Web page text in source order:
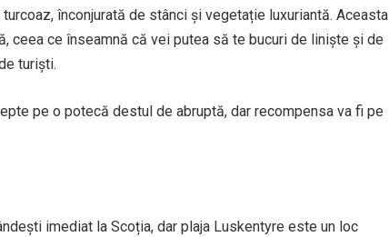
înconjurată de stânci și vegetație luxuriantă. Aceasta
ceea ce înseamnă că vei putea să te bucuri de liniște și de
turiști.
pe o potecă destul de abruptă, dar recompensa va fi pe
imediat la Scoția, dar plaja Luskentyre este un loc